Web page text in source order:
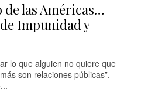
las Américas…
Impunidad y
lo que alguien no quiere que
son relaciones públicas”. –